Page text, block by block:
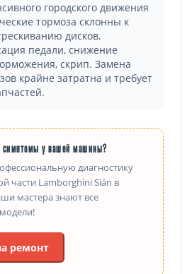
городского движения
тормоза склонны к
дисков.
педали, снижение
скрип. Замена
крайне затратна и требует
симптомы у вашей машины?
диагностику
части Lamborghini Sián в
мастера знают все
ремонт